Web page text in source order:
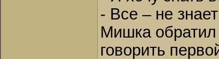
- Все – не
Мишка обратил
говорить